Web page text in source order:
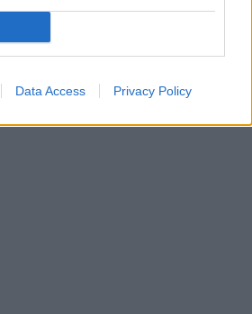
Data Access Privacy Policy